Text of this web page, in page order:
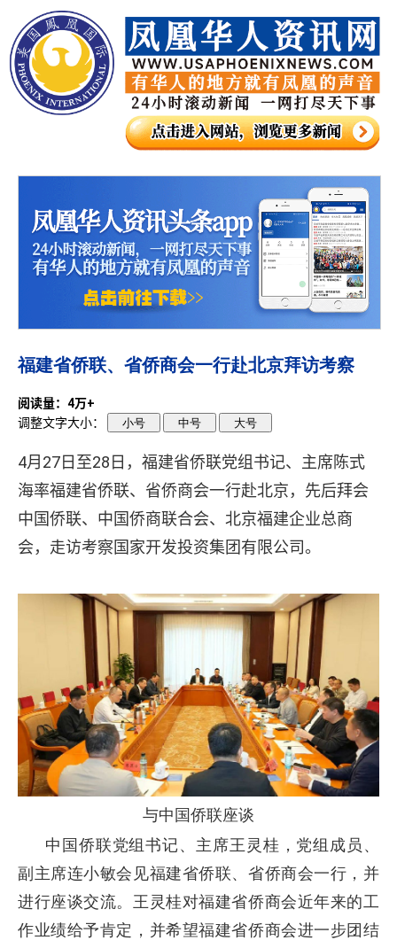
福建省侨联、省侨商会一行赴北京拜访考察
阅读量：4万+
调整文字大小：
小号 中号 大号
4月27日至28日，福建省侨联党组书记、主席陈式
海率福建省侨联、省侨商会一行赴北京，先后拜会
中国侨联、中国侨商联合会、北京福建企业总商
会，走访考察国家开发投资集团有限公司。
与中国侨联座谈
中国侨联党组书记、主席王灵桂，党组成员、
副主席连小敏会见福建省侨联、省侨商会一行，并
进行座谈交流。王灵桂对福建省侨商会近年来的工
作业绩给予肯定，并希望福建省侨商会进一步团结